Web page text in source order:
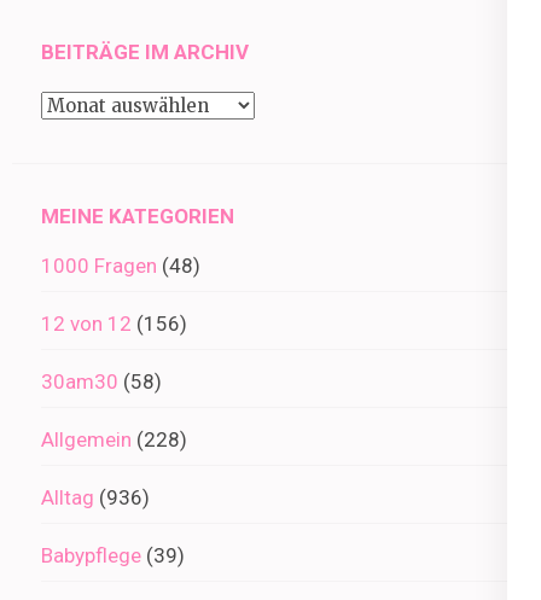
BEITRÄGE IM ARCHIV
Beiträge
MEINE KATEGORIEN
1000 Fragen (48)
12 von 12 (156)
30am30 (58)
Allgemein (228)
Alltag (936)
Babypflege (39)